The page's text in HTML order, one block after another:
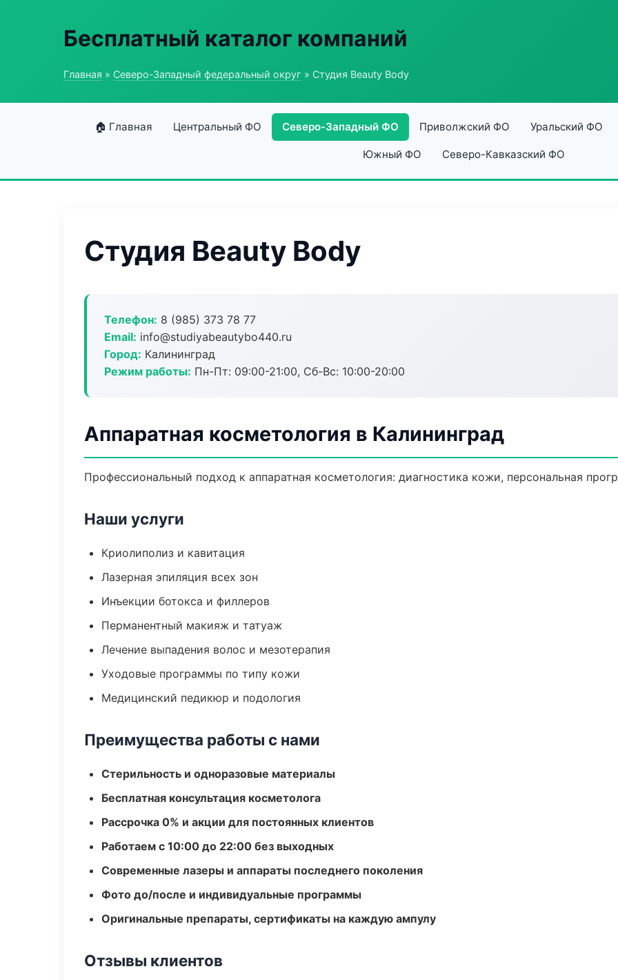
Бесплатный каталог компаний
Главная » Северо-Западный федеральный округ » Студия Beauty Body
🏠 Главная Центральный ФО Северо-Западный ФО Приволжский ФО Уральский ФО
Южный ФО Северо-Кавказский ФО
Студия Beauty Body
Телефон: 8 (985) 373 78 77
Email: info@studiyabeautybo440.ru
Город: Калининград
Режим работы: Пн-Пт: 09:00-21:00, Сб-Вс: 10:00-20:00
Аппаратная косметология в Калининград
Профессиональный подход к аппаратная косметология: диагностика кожи, персональная
Наши услуги
Криолиполиз и кавитация
Лазерная эпиляция всех зон
Инъекции ботокса и филлеров
Перманентный макияж и татуаж
Лечение выпадения волос и мезотерапия
Уходовые программы по типу кожи
Медицинский педикюр и подология
Преимущества работы с нами
Стерильность и одноразовые материалы
Бесплатная консультация косметолога
Рассрочка 0% и акции для постоянных клиентов
Работаем с 10:00 до 22:00 без выходных
Современные лазеры и аппараты последнего поколения
Фото до/после и индивидуальные программы
Оригинальные препараты, сертификаты на каждую ампулу
Отзывы клиентов